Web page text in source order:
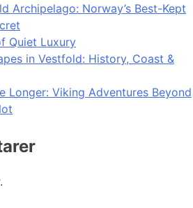
Archipelago: Norway’s Best-Kept
Quiet Luxury
in Vestfold: History, Coast &
Longer: Viking Adventures Beyond